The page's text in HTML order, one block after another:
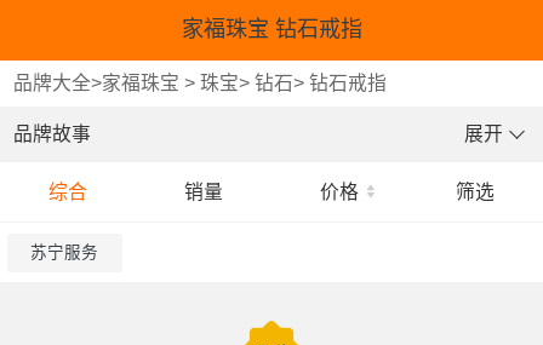
家福珠宝 钻石戒指
品牌大全>家福珠宝 > 珠宝>钻石>钻石戒指
品牌故事 展开
综合 销量 价格 筛选
苏宁服务